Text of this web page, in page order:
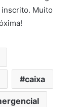
Muito
caixa